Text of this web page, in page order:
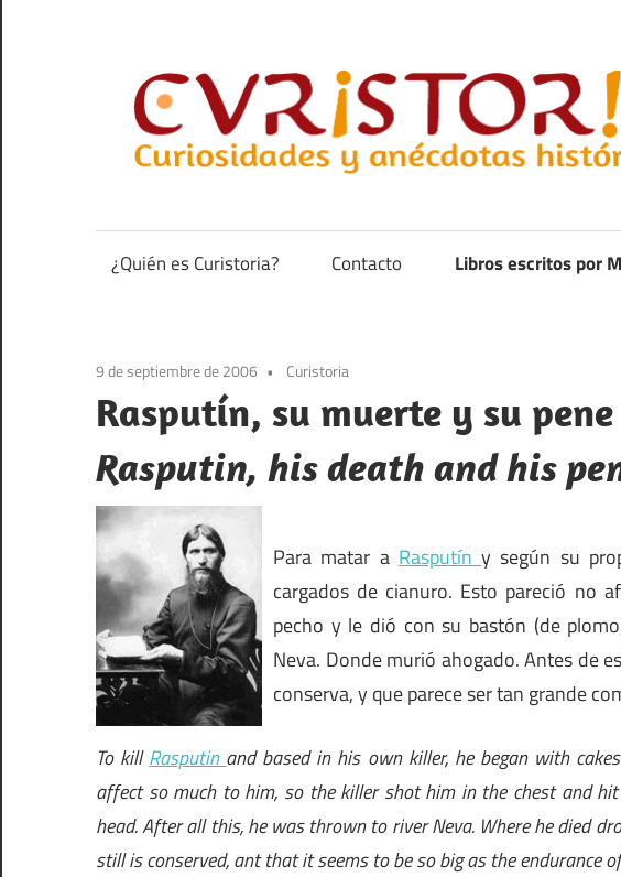
contenido
anécdotas
de
¿Quién es Curistoria? Contacto Libros escritos por
9 de septiembre de 2006 Curistoria
Rasputín, su muerte y su pene
Rasputin, his death and his
Para matar a Rasputíny según su
cargados de cianuro. Esto pareció no
pecho y le dió con su bastón (de
Neva. Donde murió ahogado. Antes de
conserva, y que parece ser tan grande
To killRasputin and based in his own killer, he began with
affect so much to him, so the killer shot him in the chest and
head. After all this, he was thrown to river Neva. Where he died
still is conserved, ant that it seems to be so big as the endurance